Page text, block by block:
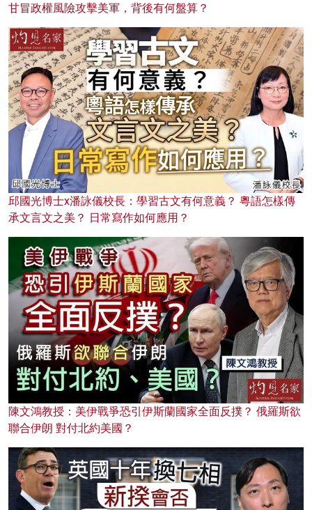
甘冒政權風險攻擊美軍，背後有何盤算？
邱國光博士x潘詠儀校長：學習古文有何意義？ 粵語怎樣傳
承文言文之美？ 日常寫作如何應用？
陳文鴻教授：美伊戰爭恐引伊斯蘭國家全面反撲？ 俄羅斯欲
聯合伊朗 對付北約美國？